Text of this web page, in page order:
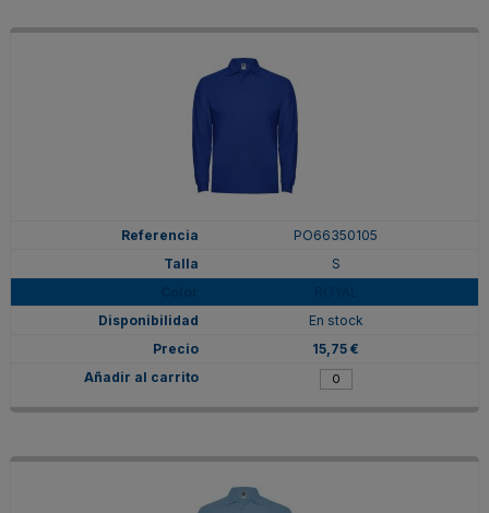
PO66350105
S
En stock
15,75 €